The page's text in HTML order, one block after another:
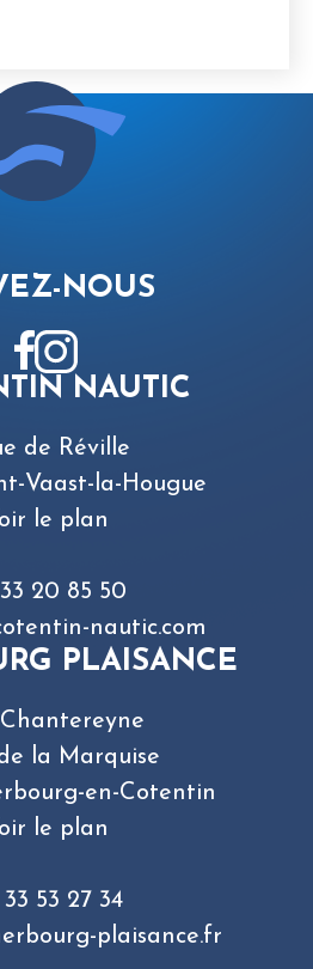
NOUS
NAUTIC
de Réville
Vaast-la-Hougue
le plan
20 85 50
nautic.com
PLAISANCE
la Marquise
en-Cotentin
le plan
53 27 34
plaisance.fr